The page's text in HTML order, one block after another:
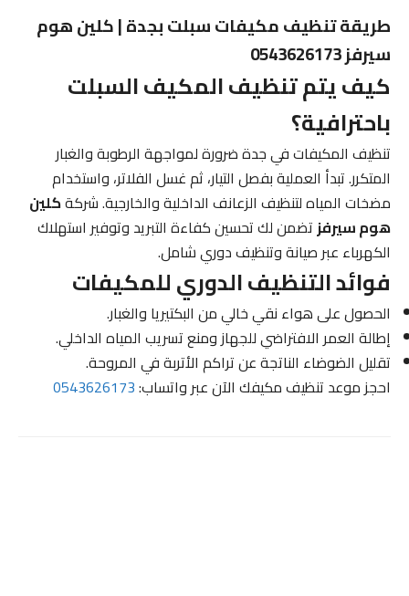
طريقة تنظيف مكيفات سبلت بجدة | كلين هوم
سيرفز 0543626173
كيف يتم تنظيف المكيف السبلت
باحترافية؟
تنظيف المكيفات في جدة ضرورة لمواجهة الرطوبة والغبار
المتكرر. تبدأ العملية بفصل التيار، ثم غسل الفلاتر، واستخدام
مضخات المياه لتنظيف الزعانف الداخلية والخارجية. شركةكلين
هوم سيرفزتضمن لك تحسين كفاءة التبريد وتوفير استهلاك
الكهرباء عبر صيانة وتنظيف دوري شامل.
فوائد التنظيف الدوري للمكيفات
الحصول على هواء نقي خالي من البكتيريا والغبار.
إطالة العمر الافتراضي للجهاز ومنع تسريب المياه الداخلي.
تقليل الضوضاء الناتجة عن تراكم الأتربة في المروحة.
احجز موعد تنظيف مكيفك الآن عبر واتساب:0543626173